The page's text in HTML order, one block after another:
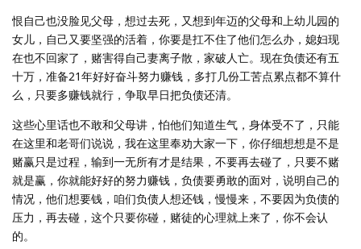
恨自己也没脸见父母，想过去死，又想到年迈的父母和上幼儿园的
女儿，自己又要坚强的活着，你要是扛不住了他们怎么办，媳妇现
在也不回家了，赌害得自己妻离子散，家破人亡。现在负债还有五
十万，准备21年好好奋斗努力赚钱，多打几份工苦点累点都不算什
么，只要多赚钱就行，争取早日把负债还清。
这些心里话也不敢和父母讲，怕他们知道生气，身体受不了，只能
在这里和老哥们说说，我在这里奉劝大家一下，你仔细想想是不是
赌赢只是过程，输到一无所有才是结果，不要再去碰了，只要不赌
就是赢，你就能好好的努力赚钱，负债要勇敢的面对，说明自己的
情况，他们想要钱，咱们负债人想还钱，慢慢来，不要因为负债的
压力，再去碰，这个只要你碰，赌徒的心理就上来了，你不会认
的。